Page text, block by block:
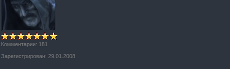
Комментарии: 181
Зарегистрирован: 29.01.2008